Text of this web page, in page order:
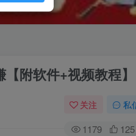
附软件+视频教程】
关注 私
1179 125